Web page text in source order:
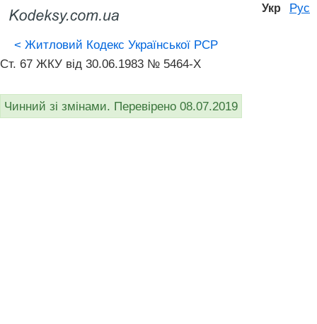
Укр Рус
< Житловий Кодекс Української РСР
Ст. 67 ЖКУ від 30.06.1983 № 5464-X
Чинний зі змінами. Перевірено 08.07.2019